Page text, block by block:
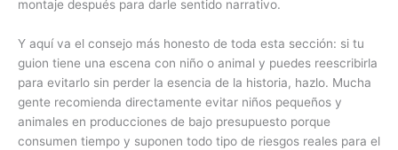
montaje después para darle sentido narrativo.
Y aquí va el consejo más honesto de toda esta sección: si tu
guion tiene una escena con niño o animal y puedes reescribirla
para evitarlo sin perder la esencia de la historia, hazlo. Mucha
gente recomienda directamente evitar niños pequeños y
animales en producciones de bajo presupuesto porque
consumen tiempo y suponen todo tipo de riesgos reales para el